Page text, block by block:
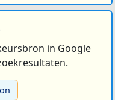
in Google